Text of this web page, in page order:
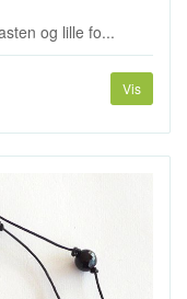
og lille fo...
Vis